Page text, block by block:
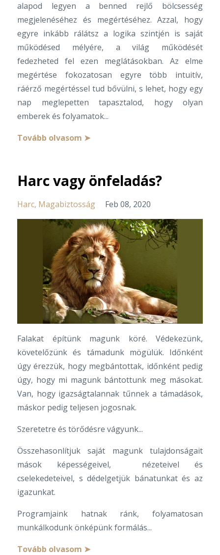
alapod legyen a benned rejlő bölcsesség
megjelenéséhez és megértéséhez. Azzal, hogy
egyre inkább rálátsz a logika szintjén is saját
működésed mélyére, a világ működését
fedezheted fel ezen meglátásokban. Az elme
megértése fokozatosan egyre több intuitív,
ráérző megértéssel tud bővülni, s lehet, hogy egy
nap meglepetten tapasztalod, hogy olyan
emberek és folyamatok...
Tovább olvasom ➤
Harc vagy önfeladás?
Harc Magabiztosság Feb 08, 2020
Falakat építünk magunk köré. Védekezünk,
követelőzünk és támadunk mögülük. Időnként
úgy érezzük, hogy megbántottak, időnként pedig
úgy, hogy mi magunk bántottunk meg másokat.
Van, hogy igazságtalannak tűnnek a támadások,
máskor pedig teljesen jogosnak.
Szeretetre és törődésre vágyunk...
Összehasonlítjuk saját magunk tulajdonságait
mások képességeivel,
nézeteivel és
cselekedeteivel, s dédelgetjük bánatunkat és az
igazunkat.
Programjaink hatnak ránk, folyamatosan
munkálkodunk önképünk formálás...
Tovább olvasom ➤